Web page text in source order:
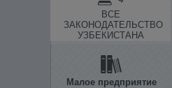
ВСЕ
ЗАКОНОДАТЕЛЬСТВО
УЗБЕКИСТАНА
Малое предприятие